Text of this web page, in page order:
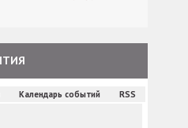
Календарь событий RSS